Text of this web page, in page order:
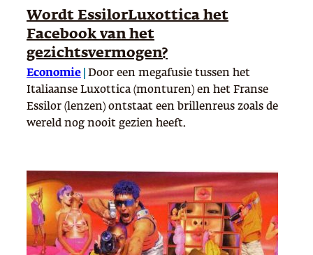
Wordt EssilorLuxottica het
Facebook van het
gezichtsvermogen?
Economie
Door een megafusie tussen het
Italiaanse Luxottica (monturen) en het Franse
Essilor (lenzen) ontstaat een brillenreus zoals de
wereld nog nooit gezien heeft.